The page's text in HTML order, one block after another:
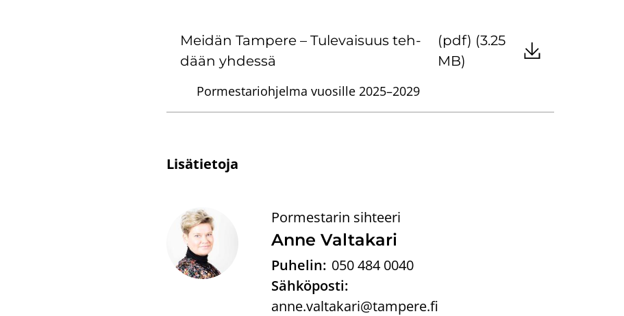
Mei­dän Tam­pe­re – Tu­le­vai­suus teh­
dään yh­des­sä
(pdf) (3.25
MB)
Pormestariohjelma vuosille 2025–2029
Li­sä­tie­to­ja
Anne Val­ta­ka­ri
Pormestarin sihteeri
Puhelin: 050 484 0040
Sähköposti:
anne.valtakari@tampere.fi